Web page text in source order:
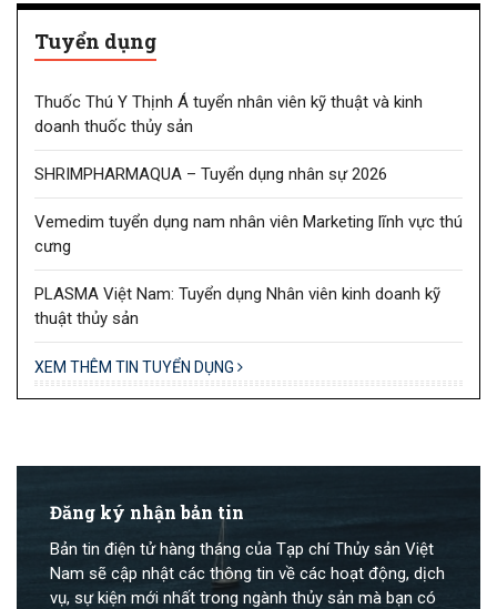
Tuyển dụng
Thuốc Thú Y Thịnh Á tuyển nhân viên kỹ thuật và kinh
doanh thuốc thủy sản
SHRIMPHARMAQUA – Tuyển dụng nhân sự 2026
Vemedim tuyển dụng nam nhân viên Marketing lĩnh vực thú
cưng
PLASMA Việt Nam: Tuyển dụng Nhân viên kinh doanh kỹ
thuật thủy sản
XEM THÊM TIN TUYỂN DỤNG
Đăng ký nhận bản tin
Bản tin điện tử hàng tháng của Tạp chí Thủy sản Việt
Nam sẽ cập nhật các thông tin về các hoạt động, dịch
vụ, sự kiện mới nhất trong ngành thủy sản mà bạn có